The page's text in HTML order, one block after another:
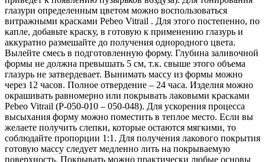
глазури определенным цветом можно воспользоваться
витражными красками Pebeo Vitrail . Для этого постепенно, по
капле, добавьте краску, в готовую к применению глазурь и
аккуратно размешайте до получения однородного цвета.
Вылейте смесь в подготовленную форму. Глубина заливочной
формы не должна превышать 5 см, т.к. свыше этого объема
глазурь не затвердевает. Вынимать массу из формы можно
через 12 часов. Полное отвердение – 24 часа. Изделия можно
окрашивать равномерно или покрывать лаковыми красками
Pebeo Vitrail (P-050-010 – 050-048). Для ускорения процесса
высыхания форму можно поместить в теплое место. Если вы
желаете получить слепки, которые остаются мягкими, то
соблюдайте пропорции 1:1. Для получения лакового покрытия
готовую массу следует медленно лить на покрываемую
поверхность. Покрывать можно практически любые основы